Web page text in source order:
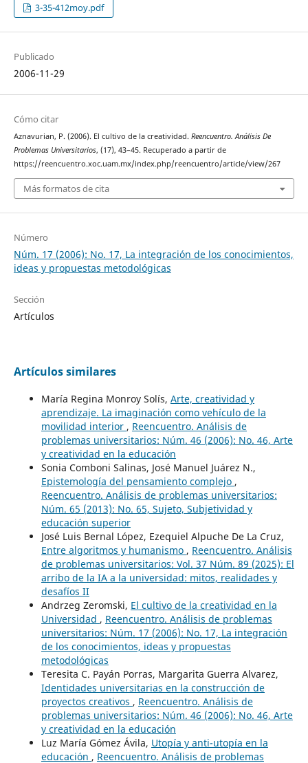
3-35-412moy.pdf
Publicado
2006-11-29
Cómo citar
Aznavurian, P. (2006). El cultivo de la creatividad. Reencuentro. Análisis De
Problemas Universitarios, (17), 43–45. Recuperado a partir de
https://reencuentro.xoc.uam.mx/index.php/reencuentro/article/view/267
Más formatos de cita
Número
Núm. 17 (2006): No. 17, La integración de los conocimientos,
ideas y propuestas metodológicas
Sección
Artículos
Artículos similares
María Regina Monroy Solís, Arte, creatividad y
aprendizaje. La imaginación como vehículo de la
movilidad interior , Reencuentro. Análisis de
problemas universitarios: Núm. 46 (2006): No. 46, Arte
y creatividad en la educación
Sonia Comboni Salinas, José Manuel Juárez N.,
Epistemología del pensamiento complejo ,
Reencuentro. Análisis de problemas universitarios:
Núm. 65 (2013): No. 65, Sujeto, Subjetividad y
educación superior
José Luis Bernal López, Ezequiel Alpuche De La Cruz,
Entre algoritmos y humanismo , Reencuentro. Análisis
de problemas universitarios: Vol. 37 Núm. 89 (2025): El
arribo de la IA a la universidad: mitos, realidades y
desafíos II
Andrzeg Zeromski, El cultivo de la creatividad en la
Universidad , Reencuentro. Análisis de problemas
universitarios: Núm. 17 (2006): No. 17, La integración
de los conocimientos, ideas y propuestas
metodológicas
Teresita C. Payán Porras, Margarita Guerra Alvarez,
Identidades universitarias en la construcción de
proyectos creativos , Reencuentro. Análisis de
problemas universitarios: Núm. 46 (2006): No. 46, Arte
y creatividad en la educación
Luz María Gómez Ávila, Utopía y anti-utopía en la
educación , Reencuentro. Análisis de problemas